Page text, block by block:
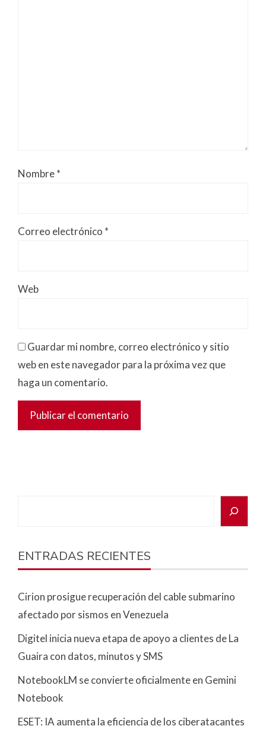
Nombre*
Correo electrónico *
Web
Guardar mi nombre, correo electrónico y sitio
web en este navegador para la próxima vez que
haga un comentario.
ENTRADAS RECIENTES
Cirion prosigue recuperación del cable submarino
afectado por sismos en Venezuela
Digitel inicia nueva etapa de apoyo a clientes de La
Guaira con datos, minutos y SMS
NotebookLM se convierte oficialmente en Gemini
Notebook
ESET: IA aumenta la eficiencia de los ciberatacantes